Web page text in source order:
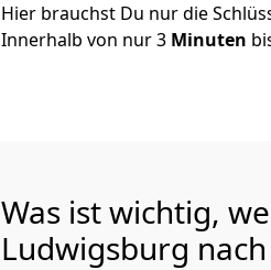
Hier brauchst Du nur die
Innerhalb von nur 3 Minuten
Was ist wichtig,
Ludwigsburg